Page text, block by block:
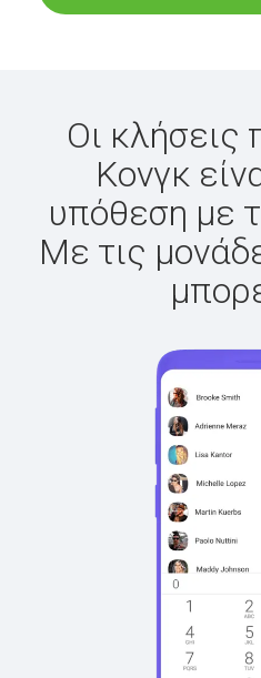
Οι κλήσεις
Κονγκ
υπόθεση με
Με τις